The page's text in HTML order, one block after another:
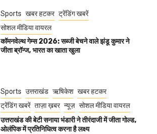
Sports खबर हटकर ट्रेंडिंग खबरें
सोशल मीडिया वायरल
कॉमनवेल्थ गेम्स 2026: सब्जी बेचने वाले झंडू कुमार ने
जीता ब्रॉन्ज, भारत का खाता खुला
Sports उत्तराखंड ऋषिकेश खबर हटकर
ट्रेंडिंग खबरें ताज़ा ख़बर न्यूज़ सोशल मीडिया वायरल
उत्तराखंड की बेटी सनाया भंडारी ने तीरंदाजी में जीता गोल्ड,
ओलंपिक में प्रतिनिधित्व करना है लक्ष्य